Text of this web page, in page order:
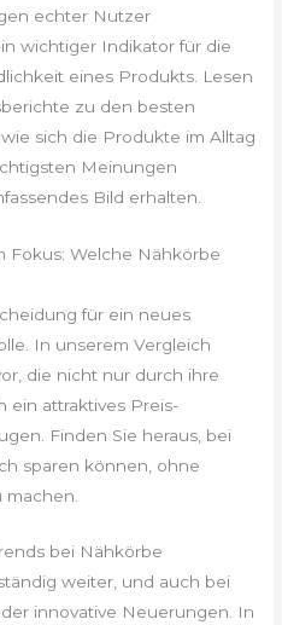
echter Nutzer
wichtiger Indikator für die
eines Produkts. Lesen
zu den besten
sich die Produkte im Alltag
Meinungen
Bild erhalten.
Fokus: Welche Nähkörbe
für ein neues
In unserem Vergleich
die nicht nur durch ihre
ein attraktives Preis-
Finden Sie heraus, bei
sparen können, ohne
bei Nähkörbe
weiter, und auch bei
innovative Neuerungen. In